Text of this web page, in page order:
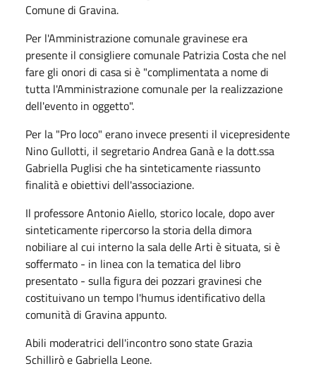
Comune di Gravina.
Per l'Amministrazione comunale gravinese era
presente il consigliere comunale Patrizia Costa che nel
fare gli onori di casa si è "complimentata a nome di
tutta l'Amministrazione comunale per la realizzazione
dell'evento in oggetto".
Per la "Pro loco" erano invece presenti il vicepresidente
Nino Gullotti, il segretario Andrea Ganà e la dott.ssa
Gabriella Puglisi che ha sinteticamente riassunto
finalità e obiettivi dell'associazione.
Il professore Antonio Aiello, storico locale, dopo aver
sinteticamente ripercorso la storia della dimora
nobiliare al cui interno la sala delle Arti è situata, si è
soffermato - in linea con la tematica del libro
presentato - sulla figura dei pozzari gravinesi che
costituivano un tempo l'humus identificativo della
comunità di Gravina appunto.
Abili moderatrici dell'incontro sono state Grazia
Schillirò e Gabriella Leone.